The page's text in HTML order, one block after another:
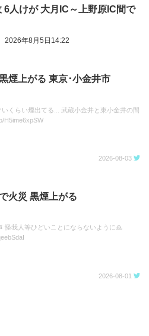
6人けが 大月IC～上野原IC間で
2026年8月5日14:22
煙上がる 東京･小金井市
いくらい煙出てる... 武蔵小金井と東小金井の間
H5ime6xpSW
2026-08-03
火災 黒煙上がる
怪我人等ひどいことにならないように🙏
2026-08-01